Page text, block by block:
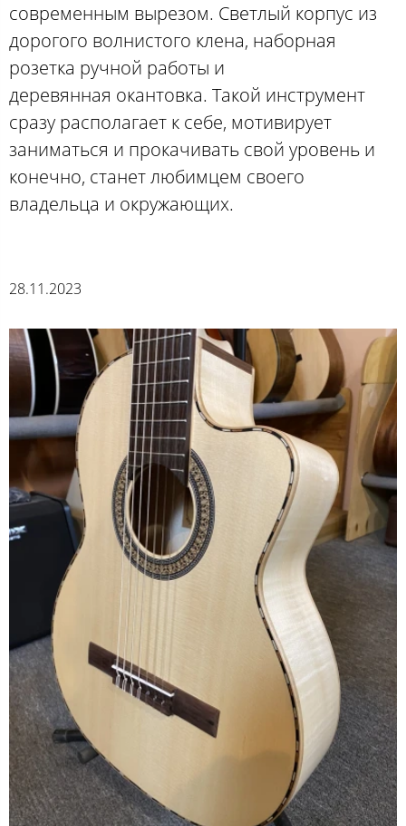
современным вырезом. Светлый корпус из
дорогого волнистого клена, наборная
розетка ручной работы и
деревянная окантовка. Такой инструмент
сразу располагает к себе, мотивирует
заниматься и прокачивать свой уровень и
конечно, станет любимцем своего
владельца и окружающих.
28.11.2023